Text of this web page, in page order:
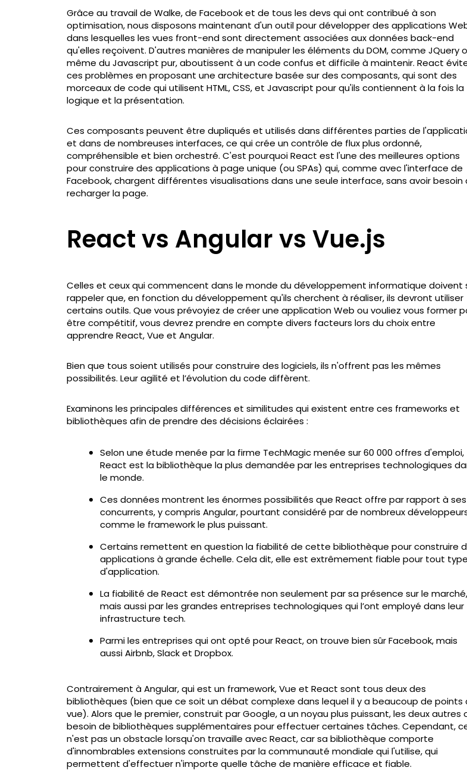
Grâce au travail de Walke, de Facebook et de tous les devs qui ont contribué à son
optimisation, nous disposons maintenant d'un outil pour développer des applications
dans lesquelles les vues front-end sont directement associées aux données back-end
qu'elles reçoivent. D'autres manières de manipuler les éléments du DOM, comme JQuery
même du Javascript pur, aboutissent à un code confus et difficile à maintenir. React
ces problèmes en proposant une architecture basée sur des composants, qui sont des
morceaux de code qui utilisent HTML, CSS, et Javascript pour qu'ils contiennent à la fois la
logique et la présentation.
Ces composants peuvent être dupliqués et utilisés dans différentes parties de
et dans de nombreuses interfaces, ce qui crée un contrôle de flux plus ordonné,
compréhensible et bien orchestré. C'est pourquoi React est l'une des meilleures options
pour construire des applications à page unique (ou SPAs) qui, comme avec l'interface de
Facebook, chargent différentes visualisations dans une seule interface, sans avoir besoin
recharger la page.
React vs Angular vs Vue.js
Celles et ceux qui commencent dans le monde du développement informatique doivent
rappeler que, en fonction du développement qu'ils cherchent à réaliser, ils devront utiliser
certains outils. Que vous prévoyiez de créer une application Web ou vouliez vous former
être compétitif, vous devrez prendre en compte divers facteurs lors du choix entre
apprendre React, Vue et Angular.
Bien que tous soient utilisés pour construire des logiciels, ils n'offrent pas les mêmes
possibilités. Leur agilité et l’évolution du code diffèrent.
Examinons les principales différences et similitudes qui existent entre ces frameworks et
bibliothèques afin de prendre des décisions éclairées :
Selon une étude menée par la firme TechMagic menée sur 60 000 offres d'emploi,
React est la bibliothèque la plus demandée par les entreprises technologiques
le monde.
Ces données montrent les énormes possibilités que React offre par rapport à ses
concurrents, y compris Angular, pourtant considéré par de nombreux
comme le framework le plus puissant.
Certains remettent en question la fiabilité de cette bibliothèque pour construire
applications à grande échelle. Cela dit, elle est extrêmement fiable pour tout type
d'application.
La fiabilité de React est démontrée non seulement par sa présence sur le marché,
mais aussi par les grandes entreprises technologiques qui l’ont employé dans leur
infrastructure tech.
Parmi les entreprises qui ont opté pour React, on trouve bien sûr Facebook, mais
aussi Airbnb, Slack et Dropbox.
Contrairement à Angular, qui est un framework, Vue et React sont tous deux des
bibliothèques (bien que ce soit un débat complexe dans lequel il y a beaucoup de points
vue). Alors que le premier, construit par Google, a un noyau plus puissant, les deux autres
besoin de bibliothèques supplémentaires pour effectuer certaines tâches. Cependant,
n'est pas un obstacle lorsqu'on travaille avec React, car sa bibliothèque comporte
d'innombrables extensions construites par la communauté mondiale qui l'utilise, qui
permettent d'effectuer n'importe quelle tâche de manière efficace et fiable.